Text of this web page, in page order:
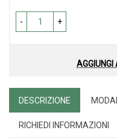
- +
DESCRIZIONE
RICHIEDI INFORMAZIONI